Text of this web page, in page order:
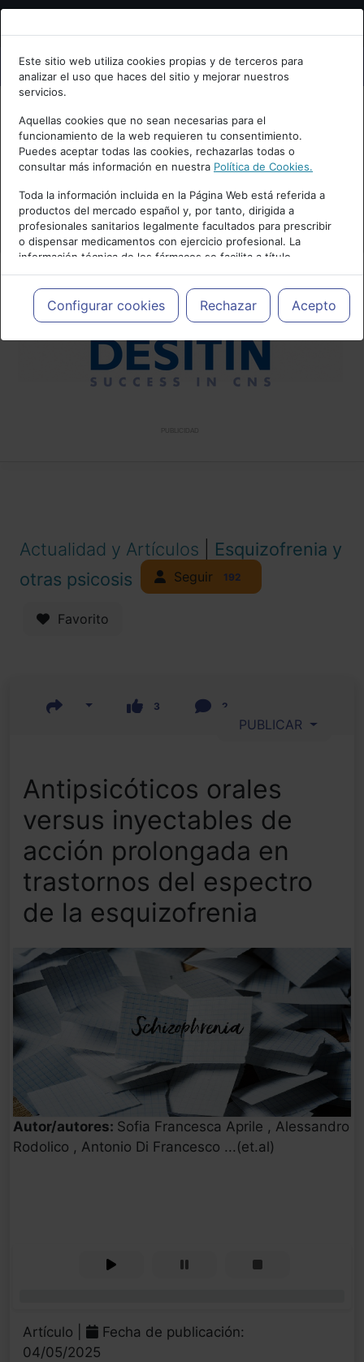
Bienvenid@ a psiquiatria.com
Escribe tu Email
Accede o regístrate con tu email.
Cancelar
Este sitio web utiliza cookies propias y de terceros para
analizar el uso que haces del sitio y mejorar nuestros
servicios.
Aquellas cookies que no sean necesarias para el
funcionamiento de la web requieren tu consentimiento.
Puedes aceptar todas las cookies, rechazarlas todas o
consultar más información en nuestra Política de Cookies.
Toda la información incluida en la Página Web está referida a
productos del mercado español y, por tanto, dirigida a
profesionales sanitarios legalmente facultados para prescribir
o dispensar medicamentos con ejercicio profesional. La
información técnica de los fármacos se facilita a título
meramente informativo, siendo responsabilidad de los
profesionales facultados prescribir medicamentos y decidir, en
cada caso concreto, el tratamiento más adecuado a las
necesidades del paciente.
Configurar cookies Rechazar Acepto
Actualidad y Artículos
Esquizofrenia y
otras psicosis
Seguir 192
Favorito
3 2
PUBLICAR
Antipsicóticos orales
versus inyectables de
acción prolongada en
trastornos del espectro
de la esquizofrenia
Autor/autores: Sofia Francesca Aprile , Alessandro
Rodolico , Antonio Di Francesco ...(et.al)
Artículo |
Fecha de publicación:
04/05/2025